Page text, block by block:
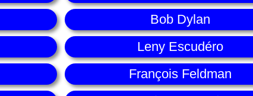
Bob Dylan
Leny Escudéro
François Feldman